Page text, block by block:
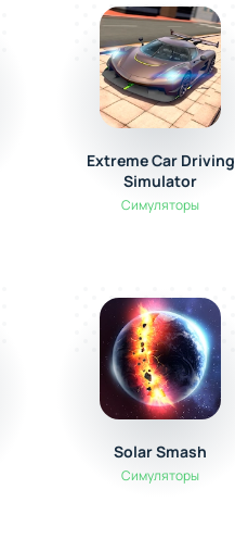
Extreme Car Driving
Simulator
Симуляторы
Solar Smash
Симуляторы